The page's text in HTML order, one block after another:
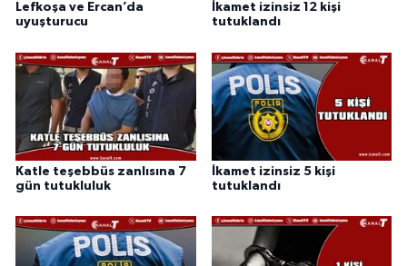
Lefkoşa ve Ercan’da
uyuşturucu
İkamet izinsiz 12 kişi
tutuklandı
Katle teşebbüs zanlısına 7
gün tutukluluk
İkamet izinsiz 5 kişi
tutuklandı